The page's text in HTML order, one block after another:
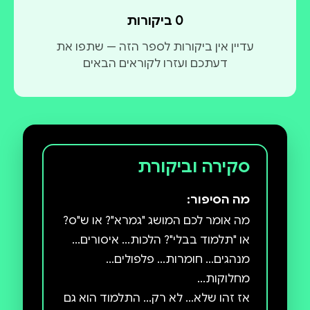
0 ביקורות
עדיין אין ביקורות לספר הזה — שתפו את
דעתכם ועזרו לקוראים הבאים
סקירה וביקורת
מה הסיפור:
מה אומר לכם המושג "גמרא"? או ש"ס?
או "תלמוד בבלי"? הלכות... איסורים...
מנהגים... חומרות... פלפולים...
אז זהו שלא... לא רק... התלמוד הוא גם